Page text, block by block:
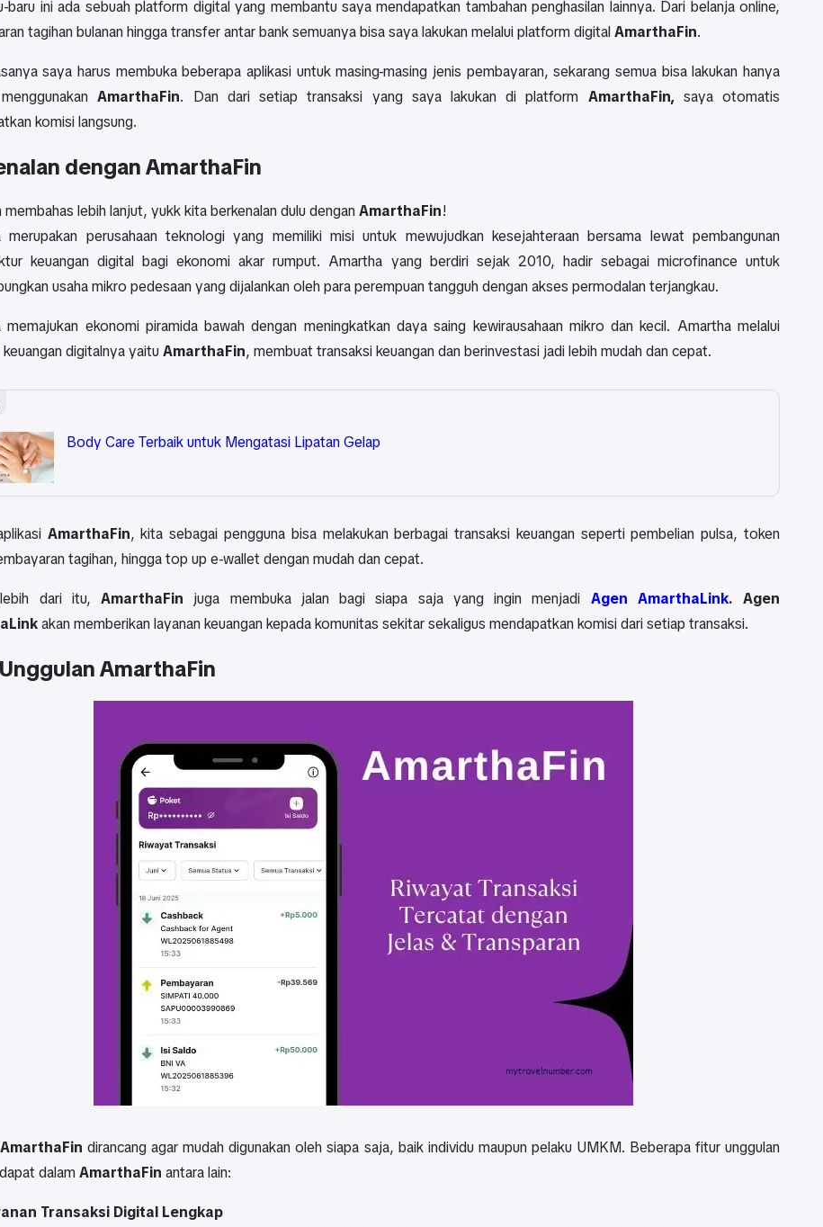
baru ini ada sebuah platform digital yang membantu saya mendapatkan tambahan penghasilan lainnya. Dari belanja online,
tagihan bulanan hingga transfer antar bank semuanya bisa saya lakukan melalui platform digitalAmarthaFin.
saya harus membuka beberapa aplikasi untuk masing-masing jenis pembayaran, sekarang semua bisa lakukan hanya
AmarthaFin. Dan dari setiap transaksi yang saya lakukan di platform AmarthaFin, saya otomatis
komisi langsung.
dengan AmarthaFin
membahas lebih lanjut, yukk kita berkenalan dulu denganAmarthaFin!
merupakan perusahaan teknologi yang memiliki misi untuk mewujudkan kesejahteraan bersama lewat pembangunan
keuangan digital bagi ekonomi akar rumput. Amartha yang berdiri sejak 2010, hadir sebagai microfinance untuk
usaha mikro pedesaan yang dijalankan oleh para perempuan tangguh dengan akses permodalan terjangkau.
memajukan ekonomi piramida bawah dengan meningkatkan daya saing kewirausahaan mikro dan kecil. Amartha melalui
digitalnya yaituAmarthaFin, membuat transaksi keuangan dan berinvestasi jadi lebih mudah dan cepat.
Body Care Terbaik untuk Mengatasi Lipatan Gelap
AmarthaFin, kita sebagai pengguna bisa melakukan berbagai transaksi keuangan seperti pembelian pulsa, token
tagihan, hingga top up e-wallet dengan mudah dan cepat.
dari itu, AmarthaFin juga membuka jalan bagi siapa saja yang ingin menjadi Agen AmarthaLink. Agen
akanmemberikan layanan keuangan kepada komunitas sekitar sekaligus mendapatkan komisi dari setiap transaksi.
AmarthaFin
AmarthaFin dirancang agar mudah digunakan oleh siapa saja, baik individu maupun pelaku UMKM. Beberapa fitur unggulan
dalamAmarthaFin antara lain:
Transaksi Digital Lengkap